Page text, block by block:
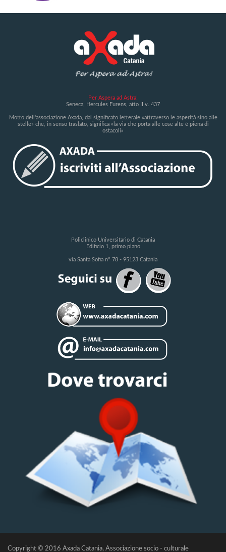
Per Aspera ad Astra!
Seneca, Hercules Furens, atto II v. 437
Motto dell'associazione Axada, dal significato letterale «attraverso le asperità sino alle
stelle» che, in senso traslato, significa «la via che porta alle cose alte è piena di
ostacoli»
Policlinico Universitario di Catania
Edificio 1, primo piano
via Santa Sofia n° 78 - 95123 Catania
Copyright © 2016 Axada Catania, Associazione socio - culturale